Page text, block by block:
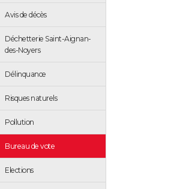
Avis de décès
Déchetterie Saint-Aignan-
des-Noyers
Délinquance
Risques naturels
Pollution
Bureau de vote
Elections